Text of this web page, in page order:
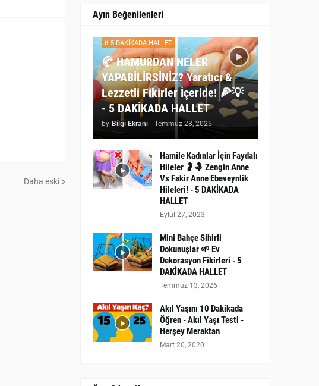
Daha eski
Ayın Beğenilenleri
5 DAKİKADA HALLET
🥐 HAMURDAN NELER
YAPABİLİRSİNİZ? Yaratıcı &
Lezzetli Fikirler İçeride! 🍕💡
- 5 DAKİKADA HALLET
by Bilgi Ekranı - Temmuz 28, 2025
Hamile Kadınlar İçin Faydalı
Hileler 🤰🤱 Zengin Anne
Vs Fakir Anne Ebeveynlik
Hileleri! - 5 DAKİKADA
HALLET
Eylül 27, 2023
Mini Bahçe Sihirli
Dokunuşlar 🌱 Ev
Dekorasyon Fikirleri - 5
DAKİKADA HALLET
Temmuz 13, 2026
Akıl Yaşını 10 Dakikada
Öğren - Akıl Yaşı Testi -
Herşey Meraktan
Mart 20, 2020